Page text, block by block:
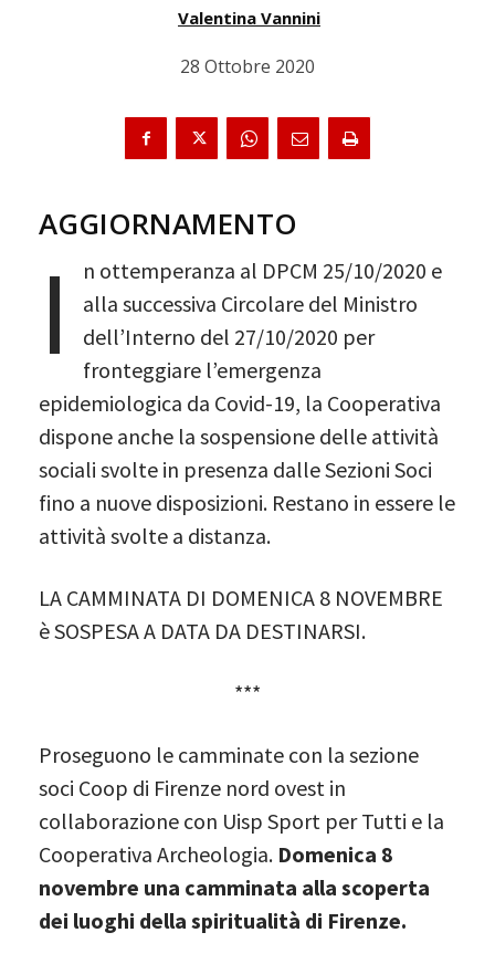
Valentina Vannini
28 Ottobre 2020
AGGIORNAMENTO
I
n ottemperanza al DPCM 25/10/2020 e
alla successiva Circolare del Ministro
dell’Interno del 27/10/2020 per
fronteggiare l’emergenza
epidemiologica da Covid-19, la Cooperativa
dispone anche la sospensione delle attività
sociali svolte in presenza dalle Sezioni Soci
fino a nuove disposizioni. Restano in essere le
attività svolte a distanza.
LA CAMMINATA DI DOMENICA 8 NOVEMBRE
è SOSPESA A DATA DA DESTINARSI.
***
Proseguono le camminate con la sezione
soci Coop di Firenze nord ovest in
collaborazione con Uisp Sport per Tutti e la
Cooperativa Archeologia. Domenica 8
novembre una camminata alla scoperta
dei luoghi della spiritualità di Firenze.